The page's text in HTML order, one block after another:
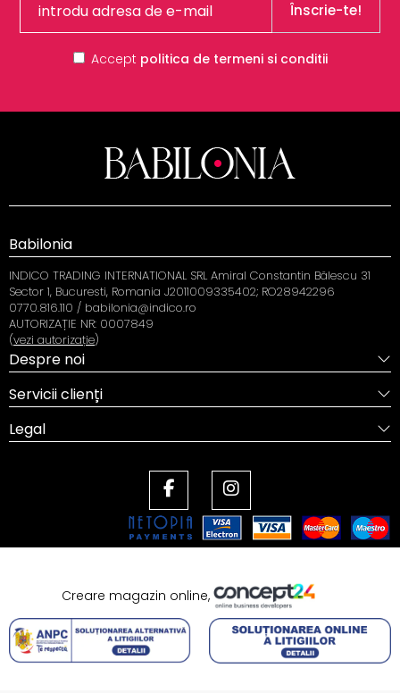
Înscrie-te!
Accept politica de termeni si conditii
Babilonia
INDICO TRADING INTERNATIONAL SRL Amiral Constantin Bălescu 31
Sector 1, Bucuresti, Romania J2011009335402; RO28942296
0770.816.110 / babilonia@indico.ro
AUTORIZAȚIE NR: 0007849
(vezi autorizație)
Despre noi
Servicii clienți
Legal
Creare magazin online,